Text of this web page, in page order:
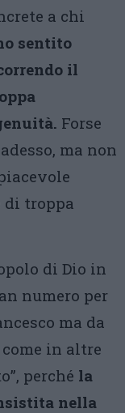
a chi
sentito
il
Forse
ma non
di troppa
di Dio in
numero per
ma da
in altre
perché la
nella